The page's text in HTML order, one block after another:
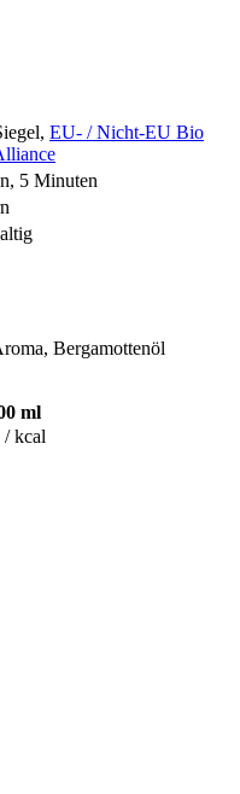
EU- / Nicht-EU Bio
5 Minuten
Bergamottenöl
ml
kcal